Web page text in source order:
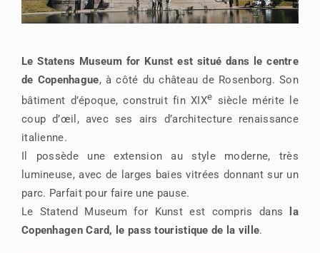
Le Statens Museum for Kunst est situé dans le centre
de Copenhague, à côté du château de Rosenborg. Son
bâtiment d’époque, construit fin XIXe siècle mérite le
coup d’œil, avec ses airs d’architecture renaissance
italienne.
Il possède une extension au style moderne, très
lumineuse, avec de larges baies vitrées donnant sur un
parc. Parfait pour faire une pause.
Le Statend Museum for Kunst est compris dans
la
Copenhagen Card, le pass touristique de la ville.